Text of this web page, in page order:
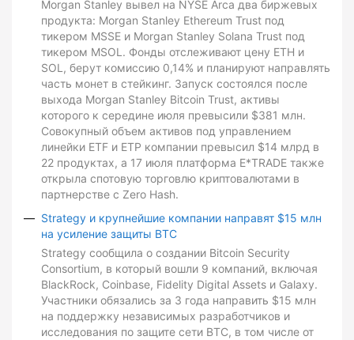
Morgan Stanley вывел на NYSE Arca два биржевых
продукта: Morgan Stanley Ethereum Trust под
тикером MSSE и Morgan Stanley Solana Trust под
тикером MSOL. Фонды отслеживают цену ETH и
SOL, берут комиссию 0,14% и планируют направлять
часть монет в стейкинг. Запуск состоялся после
выхода Morgan Stanley Bitcoin Trust, активы
которого к середине июля превысили $381 млн.
Совокупный объем активов под управлением
линейки ETF и ETP компании превысил $14 млрд в
22 продуктах, а 17 июля платформа E*TRADE также
открыла спотовую торговлю криптовалютами в
партнерстве с Zero Hash.
Strategy и крупнейшие компании направят $15 млн
на усиление защиты BTC
Strategy сообщила о создании Bitcoin Security
Consortium, в который вошли 9 компаний, включая
BlackRock, Coinbase, Fidelity Digital Assets и Galaxy.
Участники обязались за 3 года направить $15 млн
на поддержку независимых разработчиков и
исследования по защите сети BTC, в том числе от